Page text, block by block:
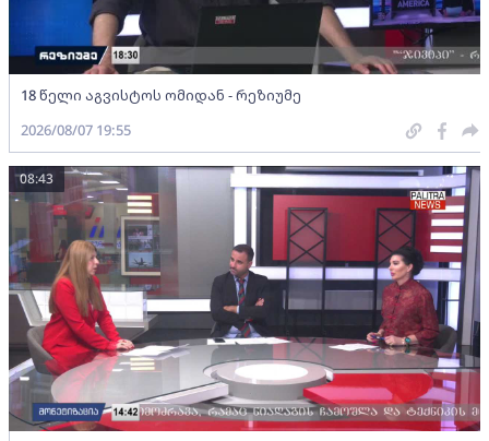
18 წელი აგვისტოს ომიდან - რეზიუმე
2026/08/07 19:55
08:43